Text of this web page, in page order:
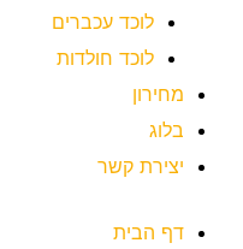
לוכד עכברים
לוכד חולדות
מחירון
בלוג
יצירת קשר
דף הבית